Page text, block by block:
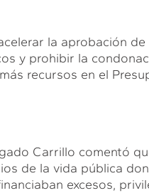
la aprobación
y prohibir la
recursos en el
Carrillo comentó
de la vida pública
excesos,